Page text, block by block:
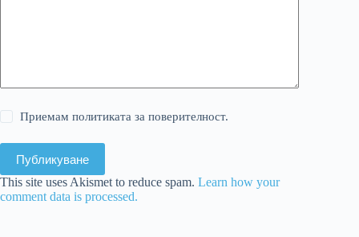
Приемам политиката за поверителност.
Публикуване
This site uses Akismet to reduce spam. Learn how your
comment data is processed.